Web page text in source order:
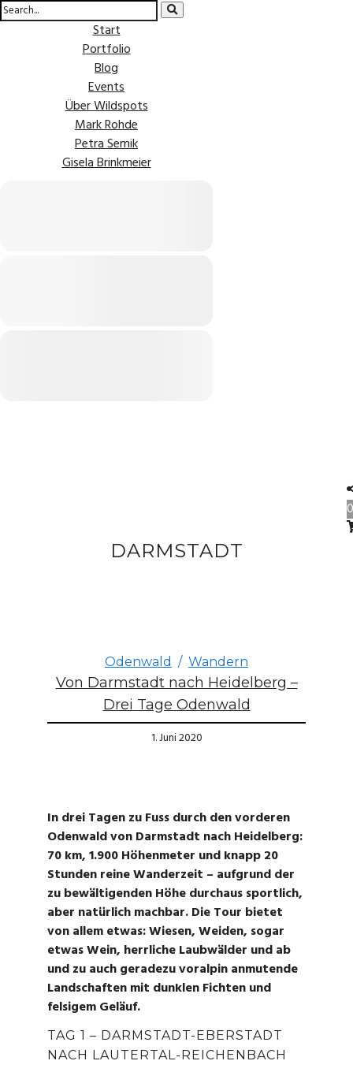
Start
Portfolio
Blog
Events
Über Wildspots
Mark Rohde
Petra Semik
Gisela Brinkmeier
0
DARMSTADT
Odenwald / Wandern
Von Darmstadt nach Heidelberg –
Drei Tage Odenwald
1. Juni 2020
In drei Tagen zu Fuss durch den vorderen
Odenwald von Darmstadt nach Heidelberg:
70 km, 1.900 Höhenmeter und knapp 20
Stunden reine Wanderzeit – aufgrund der
zu bewältigenden Höhe durchaus sportlich,
aber natürlich machbar. Die Tour bietet
von allem etwas: Wiesen, Weiden, sogar
etwas Wein, herrliche Laubwälder und ab
und zu auch geradezu voralpin anmutende
Landschaften mit dunklen Fichten und
felsigem Geläuf.
TAG 1 – DARMSTADT-EBERSTADT
NACH LAUTERTAL-REICHENBACH